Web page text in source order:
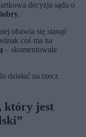
decyzja sądu o
.
obawia się stanąć
coś ma na
– skomentowała
działać na rzecz
który jest